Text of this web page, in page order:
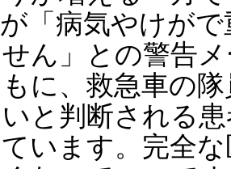
「病気やけが
ん」との警告
に、救急車の
と判断される
います。完全